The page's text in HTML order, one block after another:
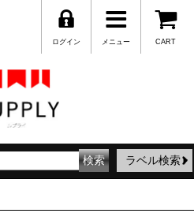
CART
メニュー
ログイン
ラベル検索